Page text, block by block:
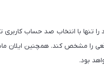
را تنها با انتخاب صد حساب
را مشخص کند. همچنین ایلان
بود.